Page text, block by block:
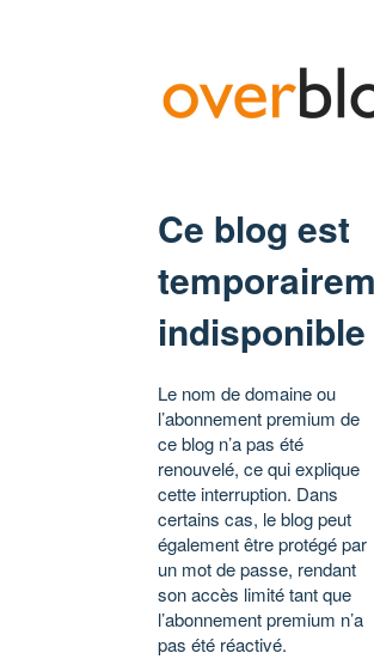
Ce blog est
indisponible
Le nom de domaine ou
l’abonnement premium de
ce blog n’a pas été
renouvelé, ce qui explique
cette interruption. Dans
certains cas, le blog peut
également être protégé par
un mot de passe, rendant
son accès limité tant que
l’abonnement premium n’a
pas été réactivé.